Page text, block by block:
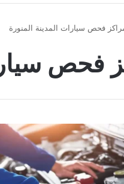
فحص سيارات المدينة المنورة
فحص